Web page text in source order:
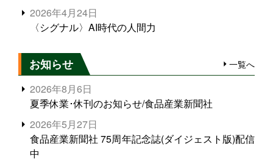
2026年4月24日
〈シグナル〉AI時代の人間力
お知らせ 一覧へ
2026年8月6日
夏季休業･休刊のお知らせ/食品産業新聞社
2026年5月27日
食品産業新聞社 75周年記念誌(ダイジェスト版)配信
中